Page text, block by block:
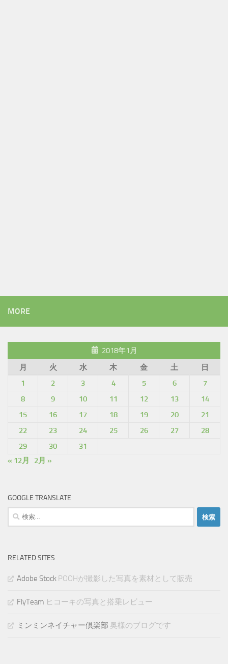
MORE
2018年1月
月
火 水 木 金 土
日
1
2 3 4 5 6
7
8
9 10 11 12 13
14
15
16 17 18 19 20
21
22
23 24 25 26 27
28
29
30
31
« 12月
2月 »
GOOGLE TRANSLATE
検
索:
RELATED SITES
Adobe Stock POOHが撮影した写真を素材として販売
FlyTeam ヒコーキの写真と搭乗レビュー
ミンミンネイチャー倶楽部 奥様のブログです